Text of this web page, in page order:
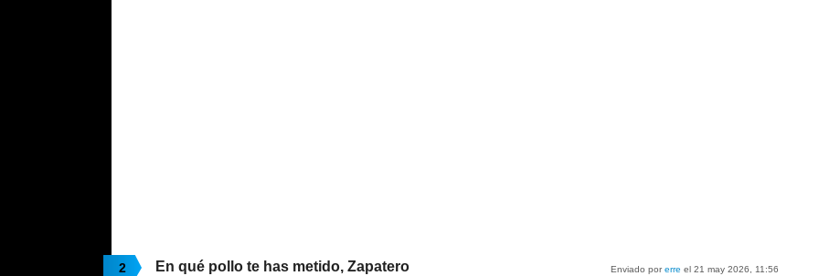
2 Enviado porerre el 21 may 2026, 11:56
En qué pollo te has metido, Zapatero